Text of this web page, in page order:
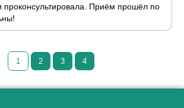
проконсультировала. Приём прошёл по
1 2 3 4